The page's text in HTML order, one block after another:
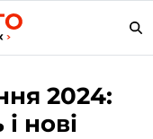
2024:
нові